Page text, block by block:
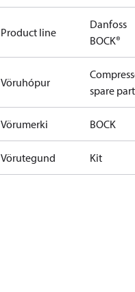
Product line
Danfoss
BOCK®
Vöruhópur
spare
Vörumerki BOCK
Vörutegund Kit